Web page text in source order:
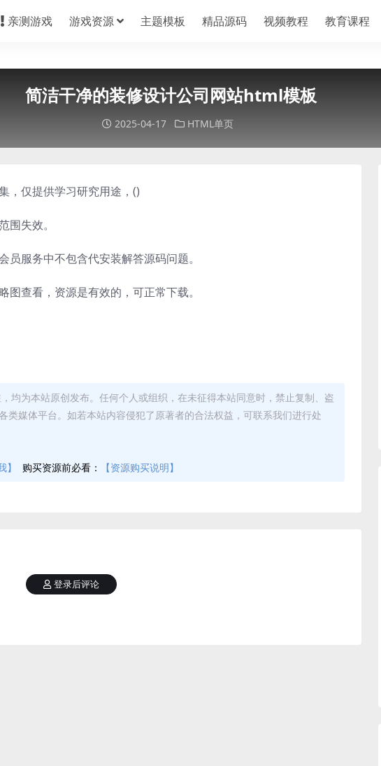
亲测游戏 游戏资源 主题模板 精品源码 视频教程 教育课程
简洁干净的装修设计公司网站html模板
2025-04-17 HTML单页
，仅提供学习研究用途，()
失效。
服务中不包含代安装解答源码问题。
查看，资源是有效的，可正常下载。
均为本站原创发布。任何个人或组织，在未征得本站同意时，禁止复制、盗
类媒体平台。如若本站内容侵犯了原著者的合法权益，可联系我们进行处
】 购买资源前必看： 【资源购买说明】
登录后评论